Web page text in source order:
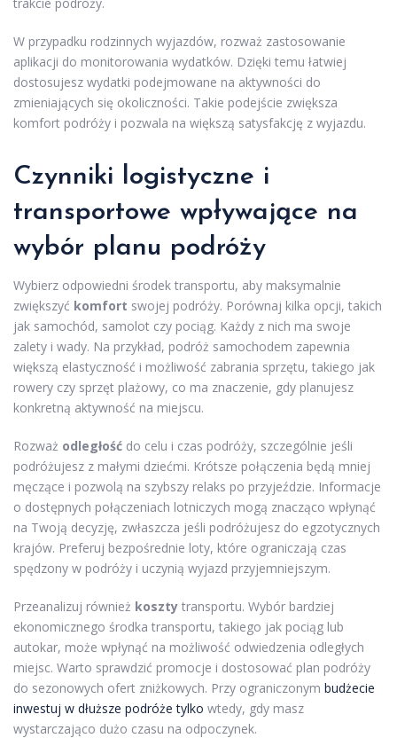
W przypadku rodzinnych wyjazdów, rozważ zastosowanie
aplikacji do monitorowania wydatków. Dzięki temu łatwiej
dostosujesz wydatki podejmowane na aktywności do
zmieniających się okoliczności. Takie podejście zwiększa
komfort podróży i pozwala na większą satysfakcję z wyjazdu.
Czynniki logistyczne i
transportowe wpływające na
wybór planu podróży
Wybierz odpowiedni środek transportu, aby maksymalnie
zwiększyć komfort swojej podróży. Porównaj kilka opcji, takich
jak samochód, samolot czy pociąg. Każdy z nich ma swoje
zalety i wady. Na przykład, podróż samochodem zapewnia
większą elastyczność i możliwość zabrania sprzętu, takiego jak
rowery czy sprzęt plażowy, co ma znaczenie, gdy planujesz
konkretną aktywność na miejscu.
Rozważ odległość do celu i czas podróży, szczególnie jeśli
podróżujesz z małymi dziećmi. Krótsze połączenia będą mniej
męczące i pozwolą na szybszy relaks po przyjeździe. Informacje
o dostępnych połączeniach lotniczych mogą znacząco wpłynąć
na Twoją decyzję, zwłaszcza jeśli podróżujesz do egzotycznych
krajów. Preferuj bezpośrednie loty, które ograniczają czas
spędzony w podróży i uczynią wyjazd przyjemniejszym.
Przeanalizuj również koszty transportu. Wybór bardziej
ekonomicznego środka transportu, takiego jak pociąg lub
autokar, może wpłynąć na możliwość odwiedzenia odległych
miejsc. Warto sprawdzić promocje i dostosować plan podróży
do sezonowych ofert zniżkowych. Przy ograniczonym budżecie
inwestuj w dłuższe podróże tylko wtedy, gdy masz
wystarczająco dużo czasu na odpoczynek.